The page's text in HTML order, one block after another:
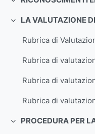
Minimizza
Minimizza
Rubrica di
Rubrica di
Rubrica di
Rubrica di
Minimizza